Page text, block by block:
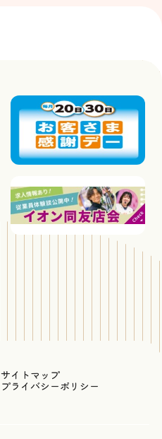
サイトマップ
プライバシーポリシー